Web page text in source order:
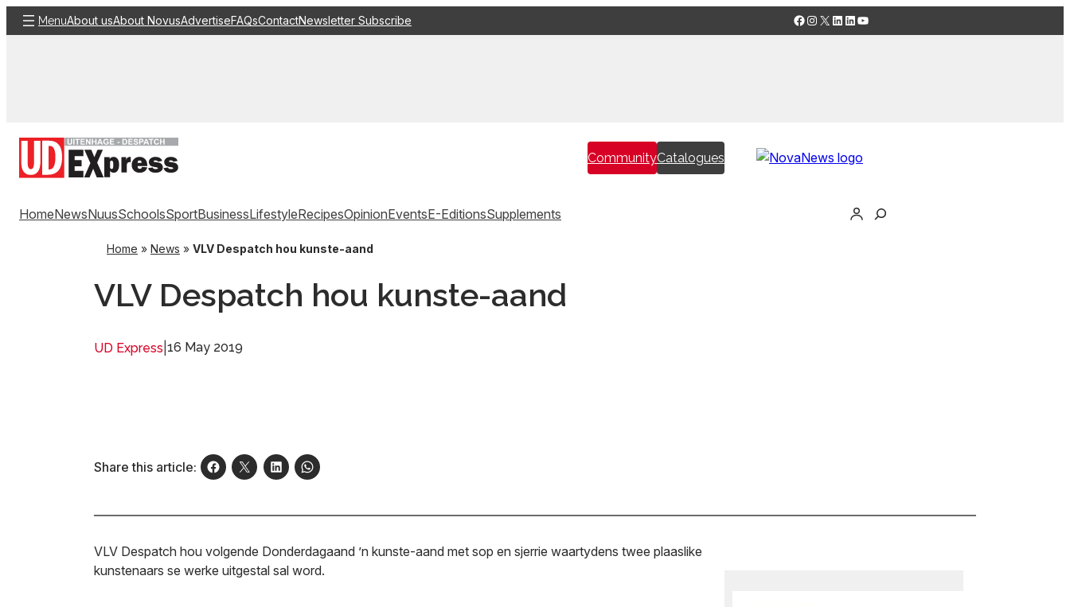
Skip
to
MenuAbout usAbout NovusAdvertiseFAQsContactNewsletter Subscribe Facebook
Instagram
X LinkedIn
LinkedIn
YouTube
CommunityCatalogues
HomeNewsNuusSchoolsSportBusinessLifestyleRecipesOpinionEventsE-EditionsSupplements
Home » News » VLV Despatch hou kunste-aand
VLV Despatch hou kunste-aand
UD Express 16 May 2019
Share this article:
VLV Despatch hou volgende Donderdagaand ’n kunste-aand met sop en sjerrie waartydens twee plaaslike
kunstenaars se werke uitgestal sal word.